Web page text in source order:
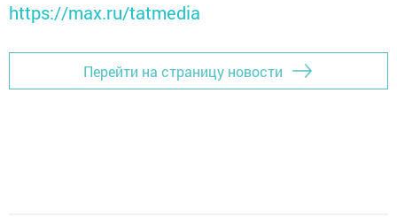
https://max.ru/tatmedia
Перейти на страницу новости